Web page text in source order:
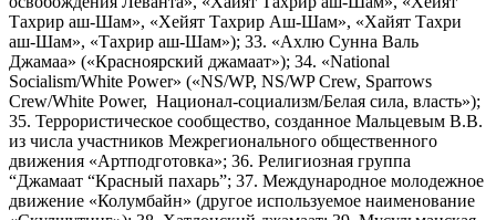
Тахрир аш-Шам», «Хейят Тахрир Аш-Шам», «Хайят Тахри
аш-Шам», «Тахрир аш-Шам»); 33. «Ахлю Сунна Валь
Джамаа» («Красноярский джамаат»); 34. «National
Socialism/White Power» («NS/WP, NS/WP Crew, Sparrows
Crew/White Power, Национал-социализм/Белая сила, власть»);
35. Террористическое сообщество, созданное Мальцевым В.В.
из числа участников Межрегионального общественного
движения «Артподготовка»; 36. Религиозная группа
“Джамаат “Красный пахарь”; 37. Международное молодежное
движение «Колумбайн» (другое используемое наименование